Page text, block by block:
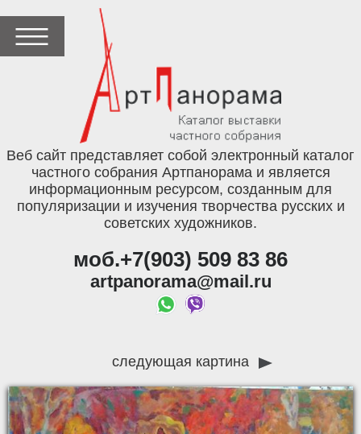
Веб сайт представляет собой электронный каталог
частного собрания Артпанорама и является
информационным ресурсом, созданным для
популяризации и изучения творчества русских и
советских художников.
моб.+7(903) 509 83 86
artpanorama@mail.ru
следующая картина